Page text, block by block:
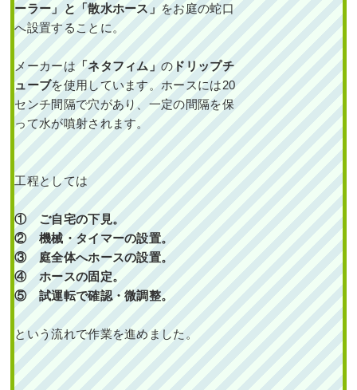
2025年5月22日/大阪府 ,
常緑樹ハ
行,常緑樹マ行,花壇作成
園・外構工事
ったシダレモミジとマ
サキの剪定・カイヅカ
イブキの伐採とオウゴ
ンマサキの植栽を1人1
日で実施した事例｜大
阪市淀川区T様
てしまった ...
ーラー」と「散水ホース」 をお庭の蛇口
へ設置することに。
メーカーは 「ネタフィム」の ドリップチ
ューブを使用しています。ホースには20
センチ間隔で穴があり、一定の間隔を保
って水が噴射されます。
工程としては
① ご自宅の下見。
② 機械・タイマーの設置。
③ 庭全体へホースの設置。
④ ホースの固定。
⑤ 試運転で確認・微調整。
という流れで作業を進めました。